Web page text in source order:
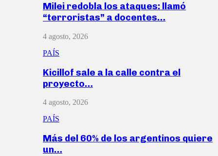
Milei redobla los ataques: llamó
“terroristas” a docentes…
4 agosto, 2026
PAÍS
Kicillof sale a la calle contra el
proyecto…
4 agosto, 2026
PAÍS
Más del 60% de los argentinos quiere
un…